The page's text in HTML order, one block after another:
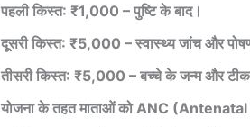
पहली किस्त: ₹1,000 – पुष्टि के बाद।
दूसरी किस्त: ₹5,000 – स्वास्थ्य जांच और
तीसरी किस्त: ₹5,000 – बच्चे के जन्म और
योजना के तहत माताओं को ANC (Antenatal